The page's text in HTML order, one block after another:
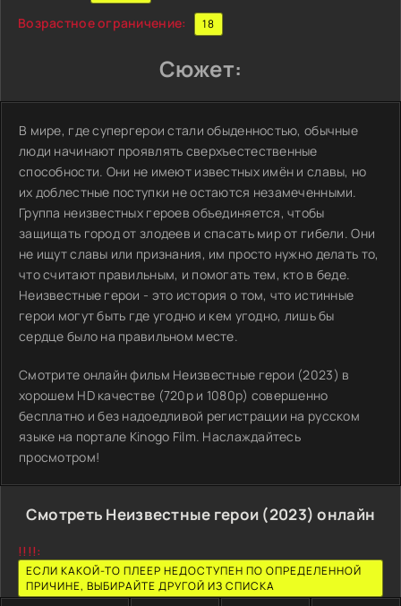
Возрастное ограничение: 18
Сюжет:
В мире, где супергерои стали обыденностью, обычные
люди начинают проявлять сверхъестественные
способности. Они не имеют известных имён и славы, но
их доблестные поступки не остаются незамеченными.
Группа неизвестных героев объединяется, чтобы
защищать город от злодеев и спасать мир от гибели. Они
не ищут славы или признания, им просто нужно делать то,
что считают правильным, и помогать тем, кто в беде.
Неизвестные герои - это история о том, что истинные
герои могут быть где угодно и кем угодно, лишь бы
сердце было на правильном месте.
Смотрите онлайн фильм Неизвестные герои (2023) в
хорошем HD качестве (720p и 1080p) совершенно
бесплатно и без надоедливой регистрации на русском
языке на портале Kinogo Film. Наслаждайтесь
просмотром!
Смотреть Неизвестные герои (2023) онлайн
!!!!:
ЕСЛИ КАКОЙ-ТО ПЛЕЕР НЕДОСТУПЕН ПО ОПРЕДЕЛЕННОЙ
ПРИЧИНЕ, ВЫБИРАЙТЕ ДРУГОЙ ИЗ СПИСКА